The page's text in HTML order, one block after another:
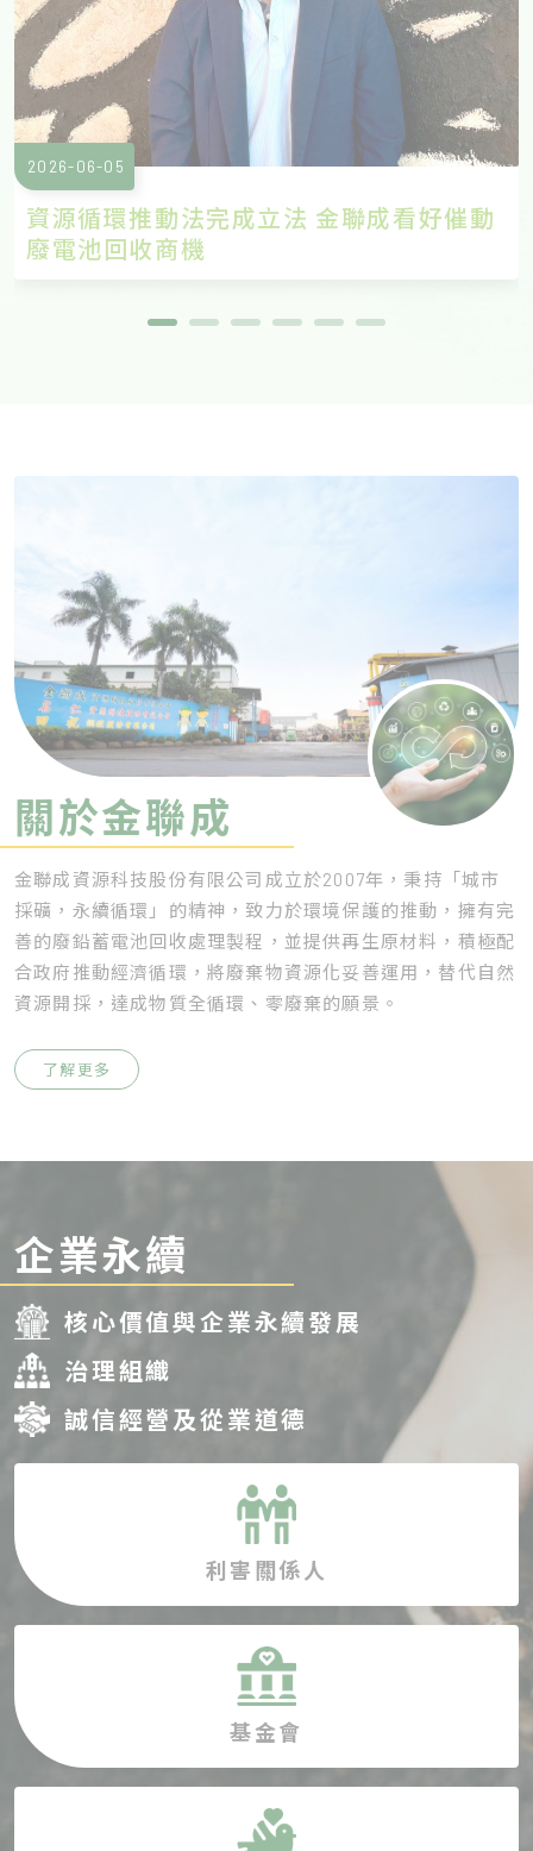
2026-06-05
資源循環推動法完成立法 金聯成看好催動
廢電池回收商機
關於金聯成
金聯成資源科技股份有限公司成立於2007年，秉持「城市
採礦，永續循環」的精神，致力於環境保護的推動，擁有完
善的廢鉛蓄電池回收處理製程，並提供再生原材料，積極配
合政府推動經濟循環，將廢棄物資源化妥善運用，替代自然
資源開採，達成物質全循環、零廢棄的願景。
了解更多
企業永續
核心價值與企業永續發展
治理組織
誠信經營及從業道德
利害關係人
基金會